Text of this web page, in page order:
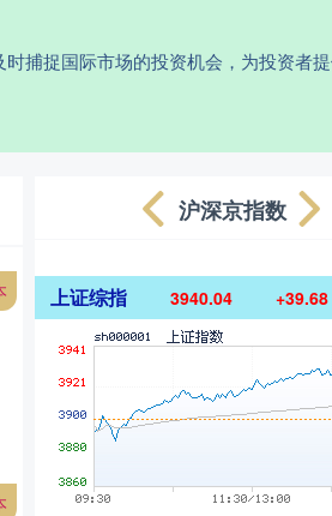
捕捉国际市场的投资机会，为投资者
沪深京指数
上证综指 3940.04 +39.68